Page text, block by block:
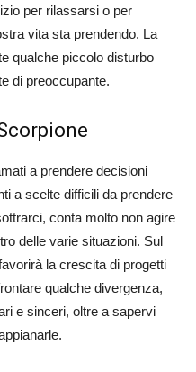
per rilassarsi o per
vita sta prendendo. La
qualche piccolo disturbo
di preoccupante.
a prendere decisioni
a scelte difficili da prendere
conta molto non agire
delle varie situazioni. Sul
la crescita di progetti
qualche divergenza,
e sinceri, oltre a sapervi